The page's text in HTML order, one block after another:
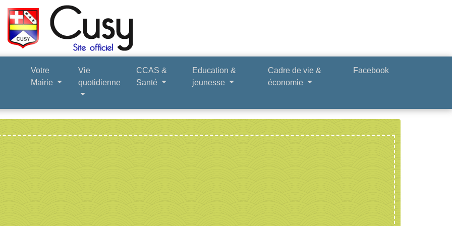
Votre
Mairie
Vie
quotidienne
CCAS &
Santé
Education &
jeunesse
Cadre de vie &
économie
Facebook